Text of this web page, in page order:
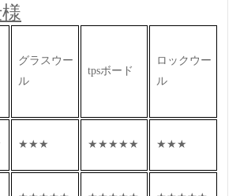
グラスウー
ル
tpsボード
ロックウー
ル
★★★ ★★★★★ ★★★